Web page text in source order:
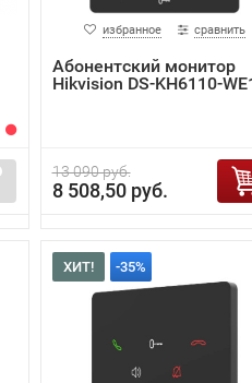
избранное сравнить
Абонентский монитор
Hikvision DS-KH6110-
13 090 руб.
8 508,50 руб.
ХИТ! -35%